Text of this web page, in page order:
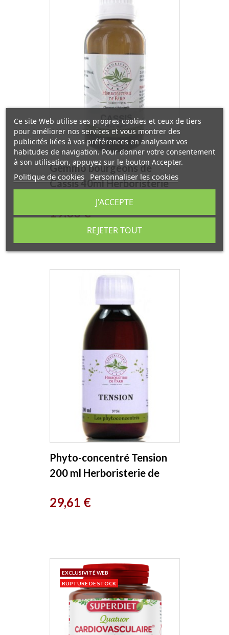
Gemmo bourgeons de
Cassis 40ml Herboristerie
Prix
19,03 €
Phyto-concentré Tension
200 ml Herboristerie de
Prix
29,61 €
EXCLUSIVITÉ WEB
RUPTURE DE STOCK
Ce site Web utilise ses propres cookies et ceux de tiers
pour améliorer nos services et vous montrer des
publicités liées à vos préférences en analysant vos
habitudes de navigation. Pour donner votre consentement
à son utilisation, appuyez sur le bouton Accepter.
Politique de cookies Personnaliser les cookies
REJETER TOUT
J'ACCEPTE